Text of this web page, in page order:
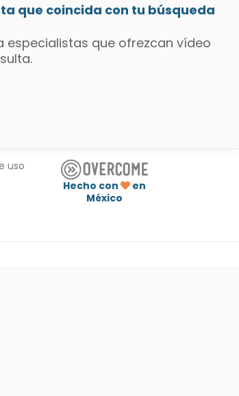
que coincida con tu búsqueda
que ofrezcan vídeo
uso
Hecho con
en
México